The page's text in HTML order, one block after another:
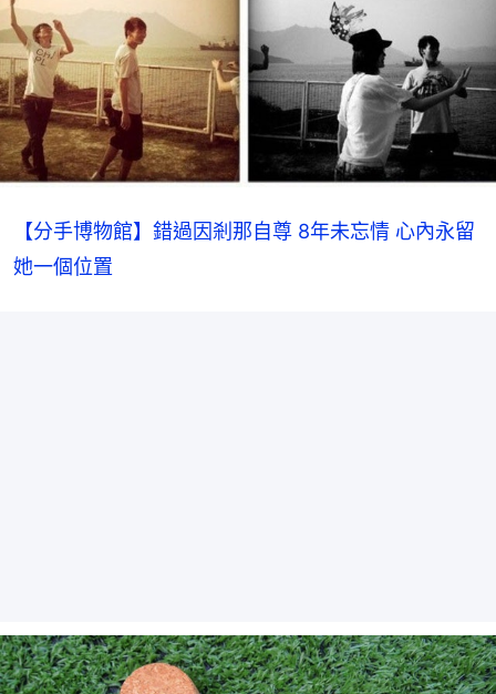
【分手博物館】錯過因剎那自尊 8年未忘情 心內永留
她一個位置